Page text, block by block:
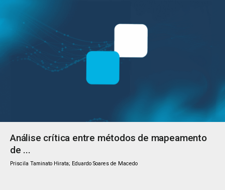
Análise crítica entre métodos de mapeamento
de ...
Priscila Taminato Hirata; Eduardo Soares de Macedo